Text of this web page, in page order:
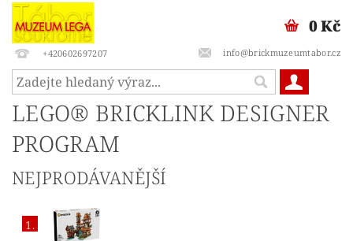
+420602697207 info@brickmuzeumtabor.cz
0 Kč
LEGO® BRICKLINK DESIGNER
PROGRAM
NEJPRODÁVANĚJŠÍ
1.